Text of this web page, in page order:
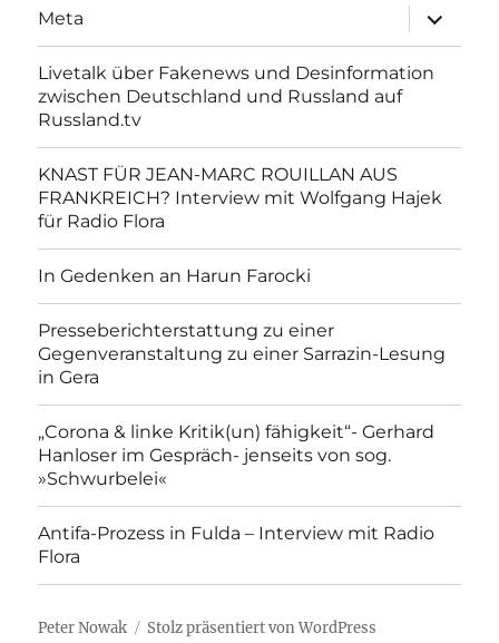
Meta
anzeigen
Livetalk über Fakenews und Desinformation
zwischen Deutschland und Russland auf
Russland.tv
KNAST FÜR JEAN-MARC ROUILLAN AUS
FRANKREICH? Interview mit Wolfgang Hajek
für Radio Flora
In Gedenken an Harun Farocki
Presseberichterstattung zu einer
Gegenveranstaltung zu einer Sarrazin-Lesung
in Gera
„Corona & linke Kritik(un) fähigkeit“- Gerhard
Hanloser im Gespräch- jenseits von sog.
»Schwurbelei«
Antifa-Prozess in Fulda – Interview mit Radio
Flora
Peter Nowak Stolz präsentiert von WordPress